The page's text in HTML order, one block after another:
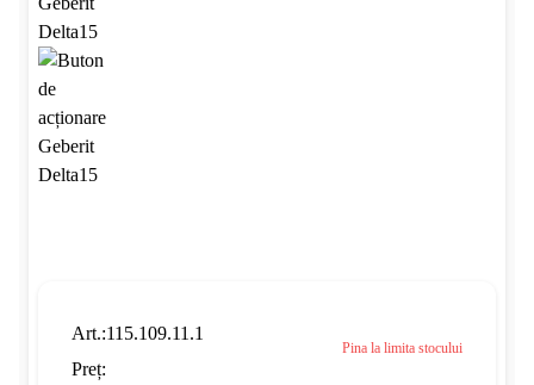
Art.:115.109.11.1
Preț:
Pina la limita stocului